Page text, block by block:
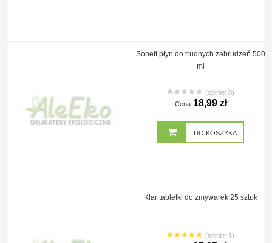
Sonett płyn do trudnych zabrudzeń 500
ml
(opinie: 0)
Cena 18,99 zł
DO KOSZYKA
Klar tabletki do zmywarek 25 sztuk
(opinie: 1)